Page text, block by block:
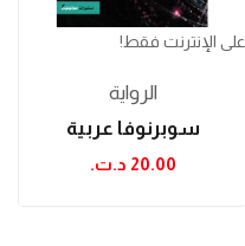
على الإنترنت فقط!
الرواية
سوبرنوفا عربية
20.00 د.ت.‏